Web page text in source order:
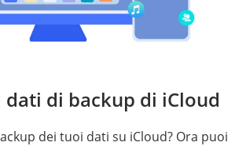
dati di backup di iCloud
dei tuoi dati su iCloud? Ora puoi